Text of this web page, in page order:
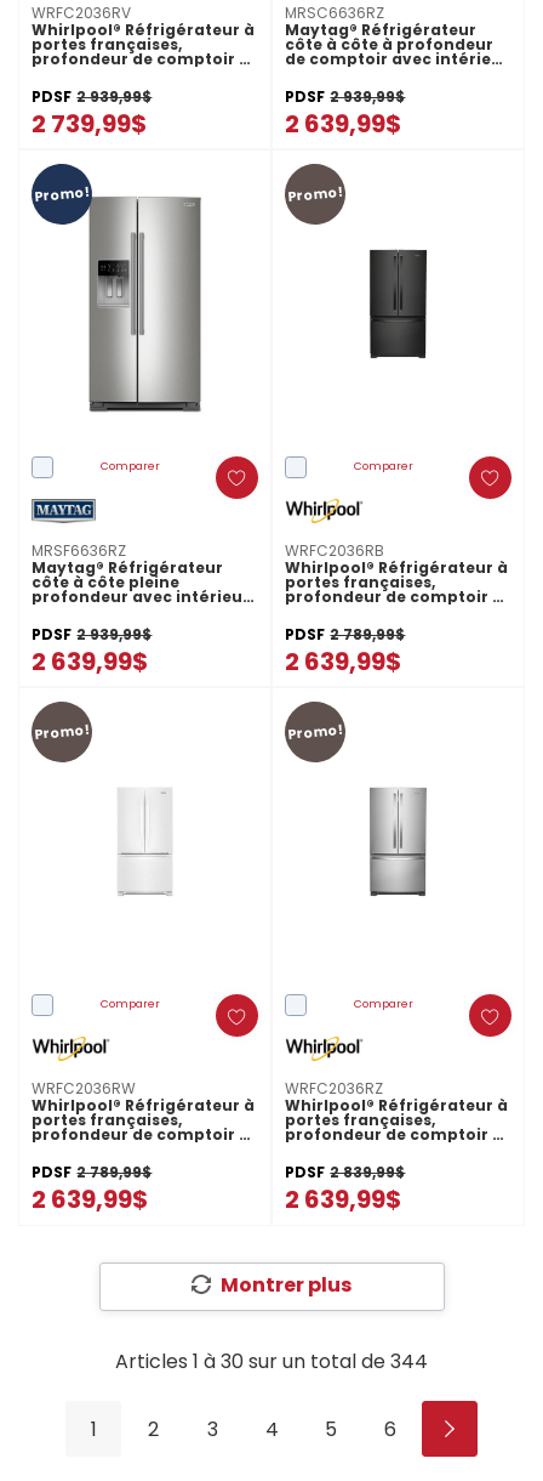
WRFC2036RV
Whirlpool® Réfrigérateur à
portes françaises,
profondeur de comptoir et
congélateur inférieur -
36po - 20picu WRFC2036RV
PDSF 2 939,99$
2 739,99$
MRSC6636RZ
Maytag® Réfrigérateur
côte à côte à profondeur
de comptoir avec intérieur
bleu arctique - 36 po - 20.8
pi cu MRSC6636RZ
PDSF 2 939,99$
2 639,99$
Promo!
Comparer
MRSF6636RZ
Maytag® Réfrigérateur
côte à côte pleine
profondeur avec intérieur
bleu arctique - 36 po - 28.3
pi cu MRSF6636RZ
PDSF 2 939,99$
2 639,99$
Promo!
Comparer
WRFC2036RB
Whirlpool® Réfrigérateur à
portes françaises,
profondeur de comptoir et
congélateur inférieur -
36po - 20picu WRFC2036RB
PDSF 2 789,99$
2 639,99$
Promo!
Comparer
WRFC2036RW
Whirlpool® Réfrigérateur à
portes françaises,
profondeur de comptoir et
congélateur inférieur -
36po - 20picu
WRFC2036RW
PDSF 2 789,99$
2 639,99$
Promo!
Comparer
WRFC2036RZ
Whirlpool® Réfrigérateur à
portes françaises,
profondeur de comptoir et
congélateur inférieur -
36po - 20picu WRFC2036RZ
PDSF 2 839,99$
2 639,99$
Montrer plus
Articles 1 à30sur un total de344
1 2 3 4 5 6